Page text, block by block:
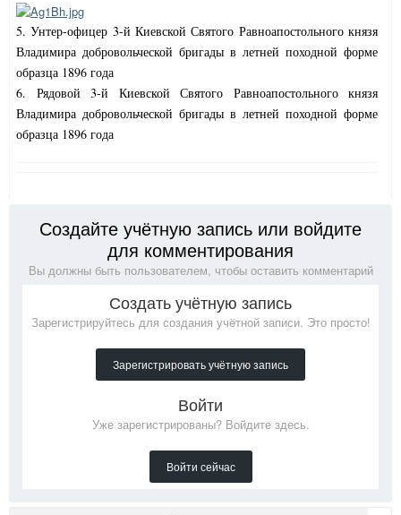
5. Унтер-офицер 3-й Киевской Святого Равноапостольного князя
Владимира добровольческой бригады в летней походной форме
образца 1896 года
6. Рядовой 3-й Киевской Святого Равноапостольного князя
Владимира добровольческой бригады в летней походной форме
образца 1896 года
Создайте учётную запись или войдите
для комментирования
Вы должны быть пользователем, чтобы оставить комментарий
Создать учётную запись
Зарегистрируйтесь для создания учётной записи. Это просто!
Зарегистрировать учётную запись
Войти
Уже зарегистрированы? Войдите здесь.
Войти сейчас